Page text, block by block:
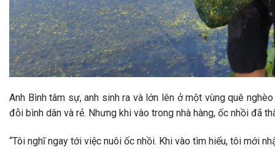
Anh Bình tâm sự, anh sinh ra và lớn lên ở một vùng quê
đỗi bình dân và rẻ. Nhưng khi vào trong nhà hàng, ốc nhồi đã
“Tôi nghĩ ngay tới việc nuôi ốc nhồi. Khi vào tìm hiểu, tôi mới